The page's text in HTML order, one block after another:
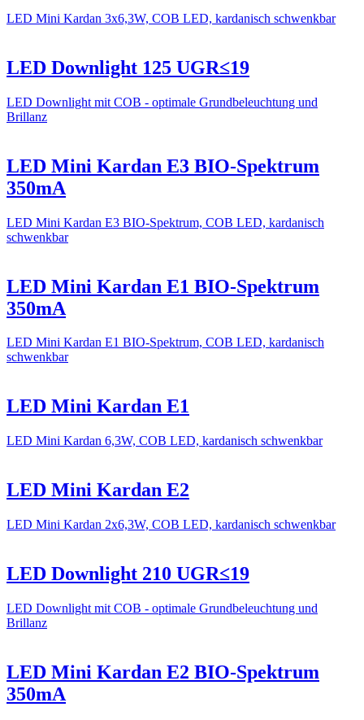
LED Mini Kardan 3x6,3W, COB LED, kardanisch schwenkbar
LED Downlight 125 UGR≤19
LED Downlight mit COB - optimale Grundbeleuchtung und
Brillanz
LED Mini Kardan E3 BIO-Spektrum
350mA
LED Mini Kardan E3 BIO-Spektrum, COB LED, kardanisch
schwenkbar
LED Mini Kardan E1 BIO-Spektrum
350mA
LED Mini Kardan E1 BIO-Spektrum, COB LED, kardanisch
schwenkbar
LED Mini Kardan E1
LED Mini Kardan 6,3W, COB LED, kardanisch schwenkbar
LED Mini Kardan E2
LED Mini Kardan 2x6,3W, COB LED, kardanisch schwenkbar
LED Downlight 210 UGR≤19
LED Downlight mit COB - optimale Grundbeleuchtung und
Brillanz
LED Mini Kardan E2 BIO-Spektrum
350mA